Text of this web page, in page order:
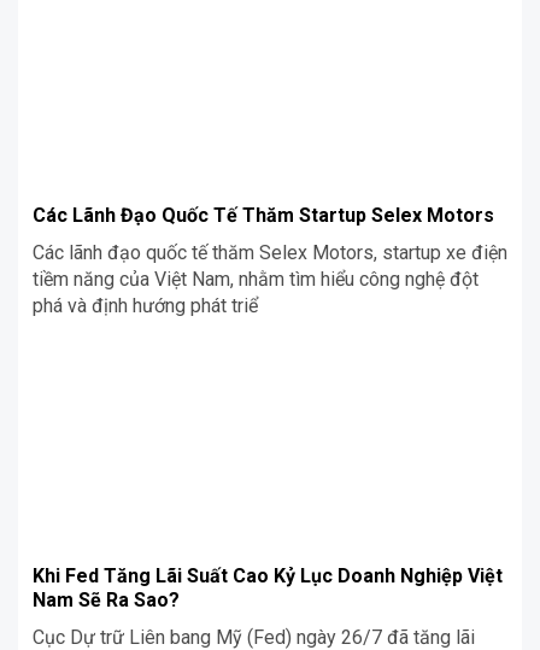
Các Lãnh Đạo Quốc Tế Thăm Startup Selex Motors
Các lãnh đạo quốc tế thăm Selex Motors, startup xe điện
tiềm năng của Việt Nam, nhằm tìm hiểu công nghệ đột
phá và định hướng phát triể
Khi Fed Tăng Lãi Suất Cao Kỷ Lục Doanh Nghiệp Việt
Nam Sẽ Ra Sao?
Cục Dự trữ Liên bang Mỹ (Fed) ngày 26/7 đã tăng lãi